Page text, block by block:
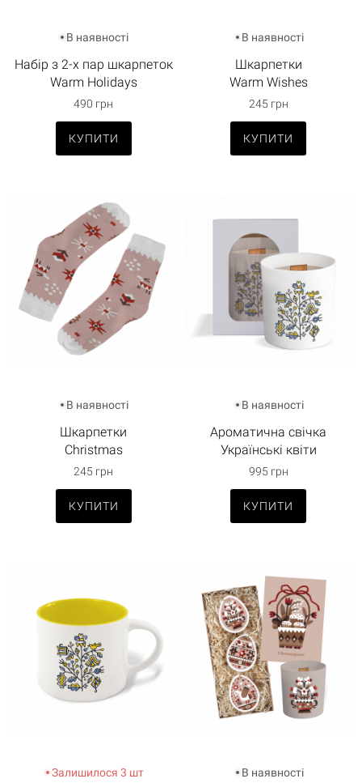
В наявності
Набір з 2-х пар шкарпеток
Warm Holidays
490 грн
КУПИТИ
В наявності
Шкарпетки
Warm Wishes
245 грн
КУПИТИ
В наявності
Шкарпетки
Christmas
245 грн
КУПИТИ
В наявності
Ароматична свічка
Українські квіти
995 грн
КУПИТИ
Залишилося 3 шт В наявності